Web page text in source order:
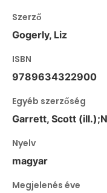
Szerző
Gogerly, Liz
ISBN
9789634322900
Egyéb szerzőség
Garrett, Scott
Nyelv
magyar
Megjelenés éve